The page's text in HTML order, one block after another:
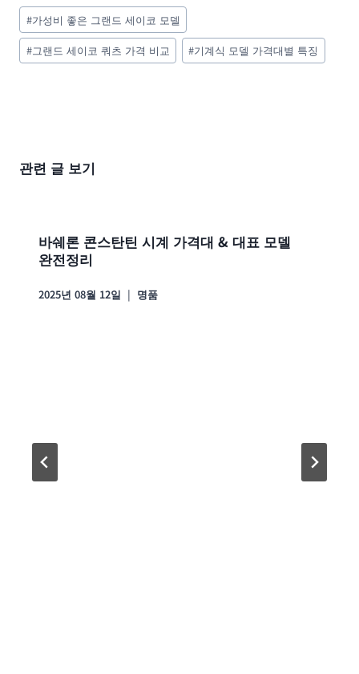
Post
Tags:
#가성비 좋은 그랜드 세이코 모델
#그랜드 세이코 쿼츠 가격 비교 #기계식 모델 가격대별 특징
관련 글 보기
바쉐론 콘스탄틴 시계 가격대 & 대표 모델
완전정리
2025년 08월 12일 명품